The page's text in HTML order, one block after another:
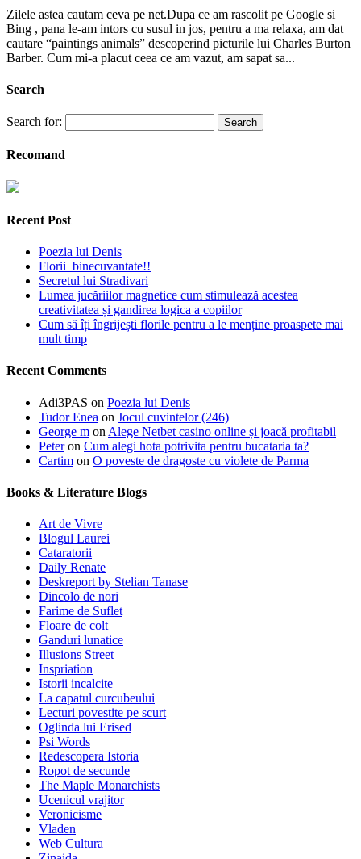
Zilele astea cautam ceva pe net.Dupa ce am rascolit pe Google si
Bing , pana le-am intors cu susul in jos, pentru a ma relaxa, am dat
cautare “paintings animals” descoperind picturile lui Charles Burton
Barber. Cum mi-a placut ceea ce am vazut, am sapat sa...
Search
Search for:
Recomand
Recent Post
Poezia lui Denis
Florii binecuvantate!!
Secretul lui Stradivari
Lumea jucăriilor magnetice cum stimulează acestea
creativitatea și gandirea logica a copiilor
Cum să îți îngrijești florile pentru a le menține proaspete mai
mult timp
Recent Comments
Adi3PAS on Poezia lui Denis
Tudor Enea on Jocul cuvintelor (246)
George m on Alege Netbet casino online și joacă profitabil
Peteron Cum alegi hota potrivita pentru bucataria ta?
Cartim on O poveste de dragoste cu violete de Parma
Books & Literature Blogs
Art de Vivre
Blogul Laurei
Cataratorii
Daily Renate
Deskreport by Stelian Tanase
Dincolo de nori
Farime de Suflet
Floare de colt
Ganduri lunatice
Illusions Street
Inspriation
Istorii incalcite
La capatul curcubeului
Lecturi povestite pe scurt
Oglinda lui Erised
Psi Words
Redescopera Istoria
Ropot de secunde
The Maple Monarchists
Ucenicul vrajitor
Veronicisme
Vladen
Web Cultura